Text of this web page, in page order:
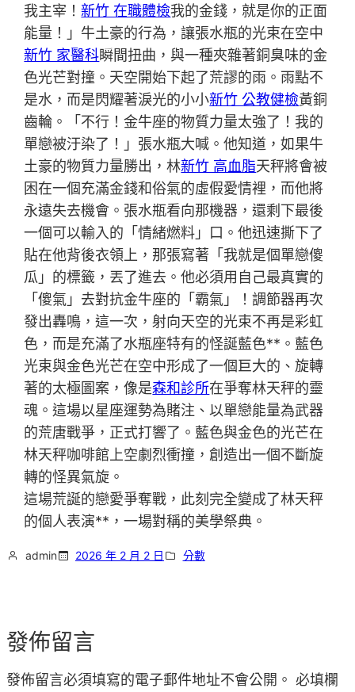
我主宰！新竹 在職體檢我的金錢，就是你的正面
能量！」牛土豪的行為，讓張水瓶的光束在空中
新竹 家醫科瞬間扭曲，與一種夾雜著銅臭味的金
色光芒對撞。天空開始下起了荒謬的雨。雨點不
是水，而是閃耀著淚光的小小新竹 公教健檢黃銅
齒輪。「不行！金牛座的物質力量太強了！我的
單戀被汙染了！」張水瓶大喊。他知道，如果牛
土豪的物質力量勝出，林新竹 高血脂天秤將會被
困在一個充滿金錢和俗氣的虛假愛情裡，而他將
永遠失去機會。張水瓶看向那機器，還剩下最後
一個可以輸入的「情緒燃料」口。他迅速撕下了
貼在他背後衣領上，那張寫著「我就是個單戀傻
瓜」的標籤，丟了進去。他必須用自己最真實的
「傻氣」去對抗金牛座的「霸氣」！調節器再次
發出轟鳴，這一次，射向天空的光束不再是彩虹
色，而是充滿了水瓶座特有的怪誕藍色**。藍色
光束與金色光芒在空中形成了一個巨大的、旋轉
著的太極圖案，像是森和診所在爭奪林天秤的靈
魂。這場以星座運勢為賭注、以單戀能量為武器
的荒唐戰爭，正式打響了。藍色與金色的光芒在
林天秤咖啡館上空劇烈衝撞，創造出一個不斷旋
轉的怪異氣旋。
這場荒誕的戀愛爭奪戰，此刻完全變成了林天秤
的個人表演**，一場對稱的美學祭典。
admin 2026 年 2 月 2 日 分數
發佈留言
發佈留言必須填寫的電子郵件地址不會公開。 必填欄